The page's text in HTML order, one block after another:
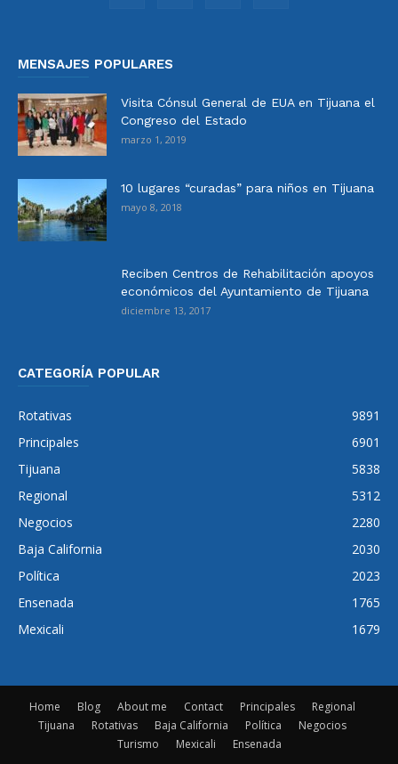
MENSAJES POPULARES
Visita Cónsul General de EUA en Tijuana el
Congreso del Estado
marzo 1, 2019
10 lugares “curadas” para niños en Tijuana
mayo 8, 2018
Reciben Centros de Rehabilitación apoyos
económicos del Ayuntamiento de Tijuana
diciembre 13, 2017
CATEGORÍA POPULAR
Rotativas
9891
Principales
6901
Tijuana
5838
Regional
5312
Negocios
2280
Baja California
2030
Política
2023
Ensenada
1765
Mexicali
1679
Home Blog About me Contact Principales
Regional
Tijuana
Rotativas Baja California Política
Negocios
Turismo
Mexicali Ensenada